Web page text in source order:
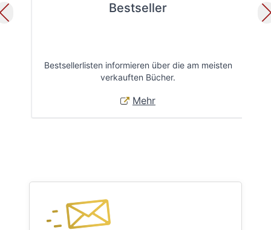
Bestseller
Bestsellerlisten informieren über die am meisten
verkauften Bücher.
Mehr